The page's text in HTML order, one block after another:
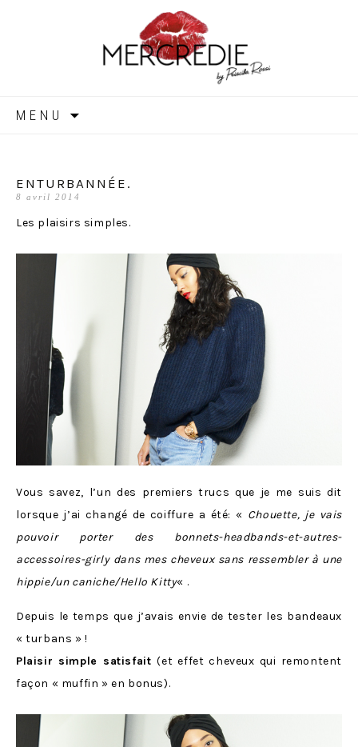
MERCREDIE
MENU
ENTURBANNÉE.
8 avril 2014
Les plaisirs simples.
Vous savez, l’un des premiers trucs que je me suis dit
lorsque j’ai changé de coiffure a été: « Chouette, je vais
pouvoir porter des bonnets-headbands-et-autres-
accessoires-girly dans mes cheveux sans ressembler à une
hippie/un caniche/Hello Kitty« .
Depuis le temps que j’avais envie de tester les bandeaux
« turbans » !
Plaisir simple satisfait(et effet cheveux qui remontent
façon « muffin » en bonus).